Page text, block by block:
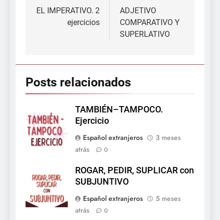
de
entradas
EL IMPERATIVO. 2
ejercicios
ADJETIVO
COMPARATIVO Y
SUPERLATIVO
Posts relacionados
TAMBIÉN–TAMPOCO.
Ejercicio
Español extranjeros
3 meses
atrás
0
ROGAR, PEDIR, SUPLICAR con
SUBJUNTIVO
Español extranjeros
5 meses
atrás
0